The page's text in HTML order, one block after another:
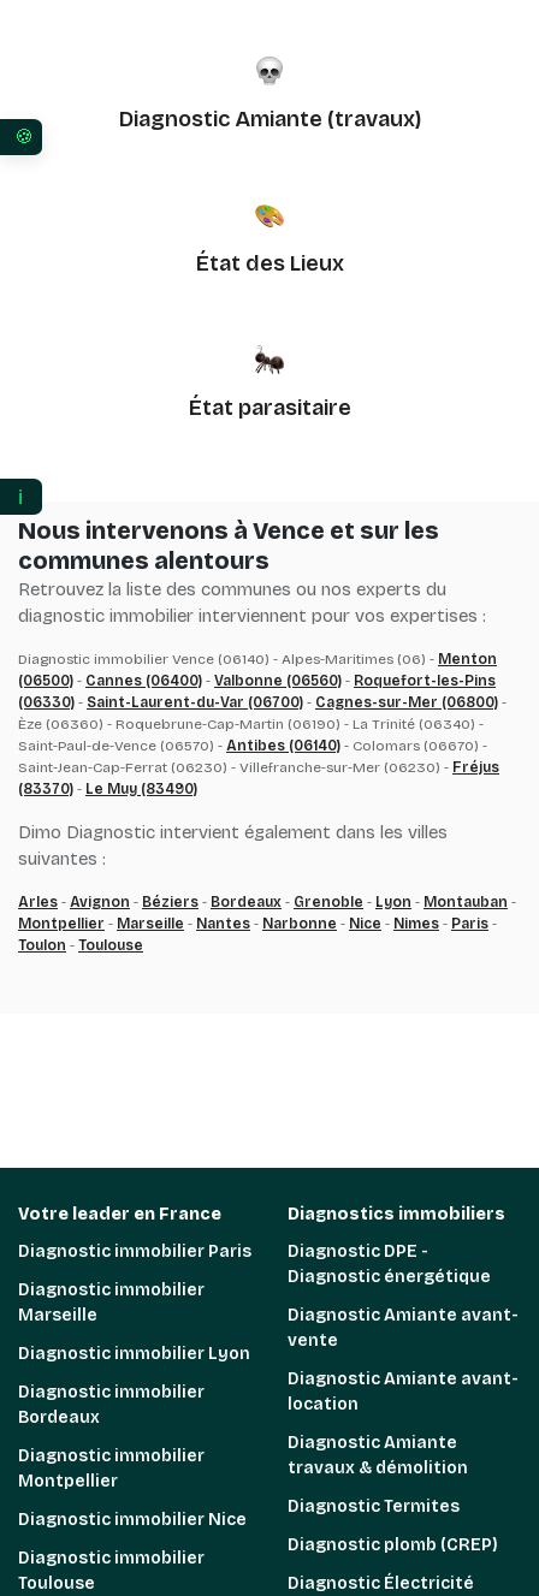
Diagnostic Amiante (travaux)
État des Lieux
État parasitaire
Nous intervenons à Vence et sur les
communes alentours
Retrouvez la liste des communes ou nos experts du
diagnostic immobilier interviennent pour vos expertises :
Diagnostic immobilier Vence (06140) - Alpes-Maritimes (06) - Menton
(06500) - Cannes (06400) - Valbonne (06560) - Roquefort-les-Pins
(06330) - Saint-Laurent-du-Var (06700) - Cagnes-sur-Mer (06800) -
Èze (06360) - Roquebrune-Cap-Martin (06190) - La Trinité (06340) -
Saint-Paul-de-Vence (06570) - Antibes (06140) - Colomars (06670) -
Saint-Jean-Cap-Ferrat (06230) - Villefranche-sur-Mer (06230) - Fréjus
(83370) - Le Muy (83490)
Dimo Diagnostic intervient également dans les villes
suivantes :
Arles - Avignon - Béziers - Bordeaux - Grenoble - Lyon - Montauban -
Montpellier - Marseille - Nantes - Narbonne - Nice - Nimes - Paris -
Toulon - Toulouse
Votre leader en France
Diagnostic immobilier Paris
Diagnostic immobilier
Marseille
Diagnostic immobilier Lyon
Diagnostic immobilier
Bordeaux
Diagnostic immobilier
Montpellier
Diagnostic immobilier Nice
Diagnostic immobilier
Toulouse
Diagnostics immobiliers
Diagnostic DPE -
Diagnostic énergétique
Diagnostic Amiante avant-
vente
Diagnostic Amiante avant-
location
Diagnostic Amiante
travaux & démolition
Diagnostic Termites
Diagnostic plomb (CREP)
Diagnostic Électricité
ℹ️